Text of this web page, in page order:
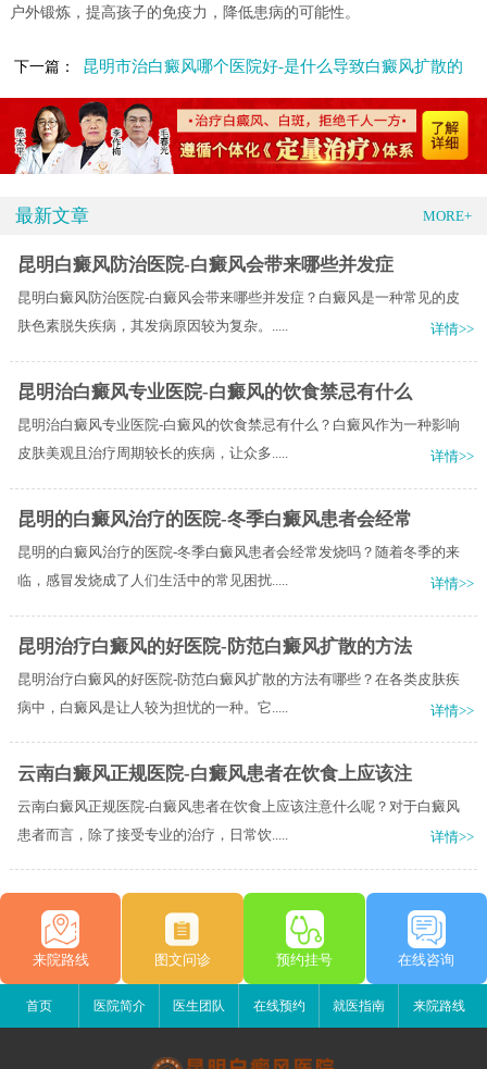
户外锻炼，提高孩子的免疫力，降低患病的可能性。
下一篇： 昆明市治白癜风哪个医院好-是什么导致白癜风扩散的
最新文章 MORE+
昆明白癜风防治医院-白癜风会带来哪些并发症
昆明白癜风防治医院-白癜风会带来哪些并发症？白癜风是一种常见的皮
肤色素脱失疾病，其发病原因较为复杂。.....
详情>>
昆明治白癜风专业医院-白癜风的饮食禁忌有什么
昆明治白癜风专业医院-白癜风的饮食禁忌有什么？白癜风作为一种影响
皮肤美观且治疗周期较长的疾病，让众多.....
详情>>
昆明的白癜风治疗的医院-冬季白癜风患者会经常
昆明的白癜风治疗的医院-冬季白癜风患者会经常发烧吗？随着冬季的来
临，感冒发烧成了人们生活中的常见困扰.....
详情>>
昆明治疗白癜风的好医院-防范白癜风扩散的方法
昆明治疗白癜风的好医院-防范白癜风扩散的方法有哪些？在各类皮肤疾
病中，白癜风是让人较为担忧的一种。它.....
详情>>
云南白癜风正规医院-白癜风患者在饮食上应该注
云南白癜风正规医院-白癜风患者在饮食上应该注意什么呢？对于白癜风
患者而言，除了接受专业的治疗，日常饮.....
详情>>
来院路线 图文问诊 预约挂号 在线咨询
首页 医院简介 医生团队 在线预约 就医指南 来院路线